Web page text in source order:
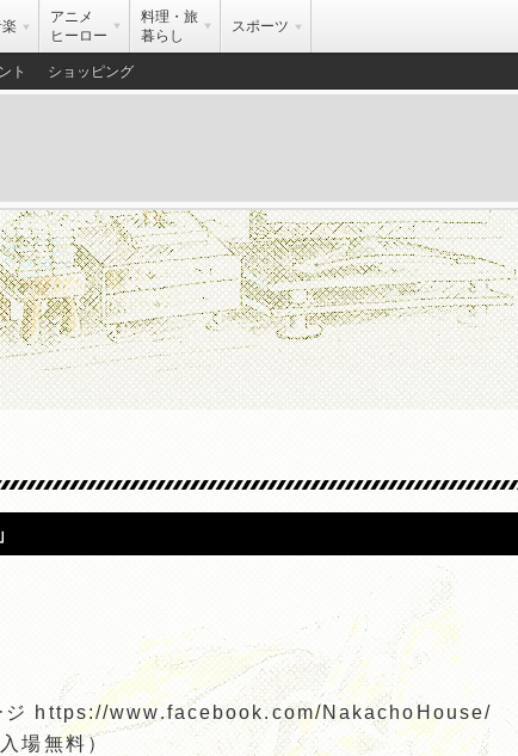
アニメ
ヒーロー
料理・旅
暮らし
スポーツ
ト ショッピング
ジ https://www.facebook.com/NakachoHouse/
場無料）